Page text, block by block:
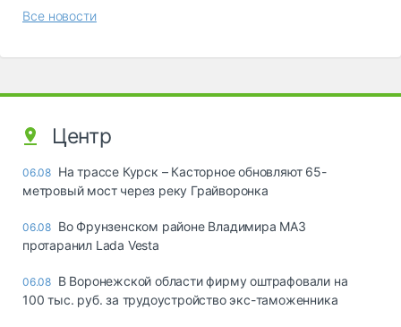
Все новости
Центр
06.08 На трассе Курск – Касторное обновляют 65-
метровый мост через реку Грайворонка
06.08 Во Фрунзенском районе Владимира МАЗ
протаранил Lada Vesta
06.08 В Воронежской области фирму оштрафовали на
100 тыс. руб. за трудоустройство экс-таможенника